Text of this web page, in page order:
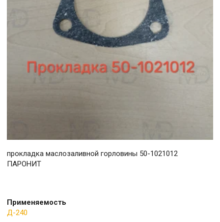
прокладка маслозаливной горловины 50-1021012
ПАРОНИТ
Применяемость
Д-240